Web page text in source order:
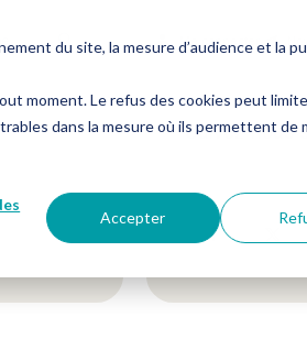
du site, la mesure d’audience et la
moment. Le refus des cookies peut
dans la mesure où ils permettent de
Accepter
Me connecter
Suivez-nous